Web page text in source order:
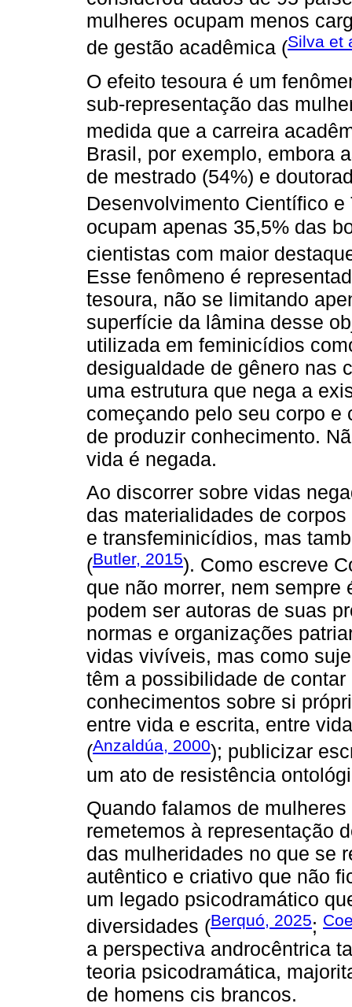
mulheres ocupam menos
de gestão acadêmica (Silva et
O efeito tesoura é um
sub-representação das
medida que a carreira
Brasil, por exemplo, embora
de mestrado (54%) e
Desenvolvimento Científico e
ocupam apenas 35,5% das
cientistas com maior
Esse fenômeno é
tesoura, não se limitando
superfície da lâmina desse
utilizada em feminicídios
desigualdade de gênero nas
uma estrutura que nega a
começando pelo seu corpo
de produzir conhecimento.
vida é negada.
Ao discorrer sobre vidas
das materialidades de
e transfeminicídios, mas
(Butler, 2015). Como escreve
que não morrer, nem sempre
podem ser autoras de suas
normas e organizações
vidas vivíveis, mas como
têm a possibilidade de
conhecimentos sobre si
entre vida e escrita, entre
(Anzaldúa, 2000); publicizar
um ato de resistência
Quando falamos de
remetemos à representação
das mulheridades no que se
autêntico e criativo que não
um legado psicodramático
diversidades (Berquó, 2025;
a perspectiva androcêntrica
teoria psicodramática,
de homens cis brancos.